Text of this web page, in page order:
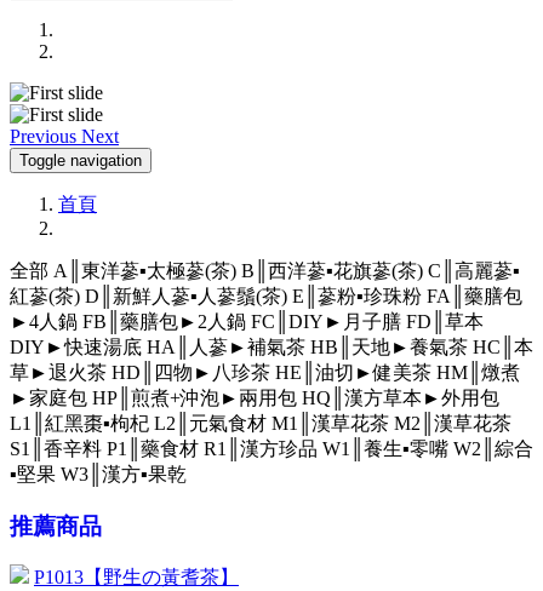
Previous Next
Toggle navigation
首頁
全部 A║東洋蔘▪太極蔘(茶) B║西洋蔘▪花旗蔘(茶) C║高麗蔘▪
紅蔘(茶) D║新鮮人蔘▪人蔘鬚(茶) E║蔘粉▪珍珠粉 FA║藥膳包
►4人鍋 FB║藥膳包►2人鍋 FC║DIY►月子膳 FD║草本
DIY►快速湯底 HA║人蔘►補氣茶 HB║天地►養氣茶 HC║本
草►退火茶 HD║四物►八珍茶 HE║油切►健美茶 HM║燉煮
►家庭包 HP║煎煮+沖泡►兩用包 HQ║漢方草本►外用包
L1║紅黑棗▪枸杞 L2║元氣食材 M1║漢草花茶 M2║漢草花茶
S1║香辛料 P1║藥食材 R1║漢方珍品 W1║養生▪零嘴 W2║綜合
▪堅果 W3║漢方▪果乾
推薦商品
P1013【野生の黃耆茶】